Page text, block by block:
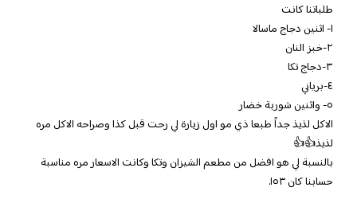
طلباتنا كانت
١- اثنين دجاج ماسالا
٢-خبز النان
٣-دجاج تكا
٤-برياني
٥- واثنين شوربة خضار
الاكل لذيذ جداً طبعا ذي مو اول زيارة لي رحت قبل كذا وصراحه الاكل مره
لذيذ👍👍
بالنسبة لي هو افضل من مطعم الشيزان وتكا وكانت الاسعار مره مناسبة
حسابنا كان ١٥٣.